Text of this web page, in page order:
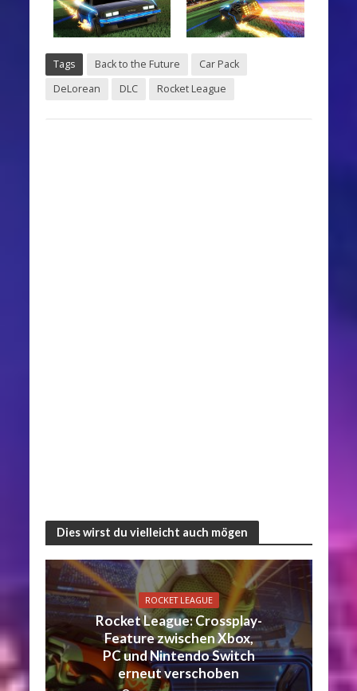
Tags Back to the Future
Car Pack
DeLorean
DLC Rocket League
Dies wirst du vielleicht auch mögen
ROCKET LEAGUE
Rocket League: Crossplay-
Feature zwischen Xbox,
PC und Nintendo Switch
erneut verschoben